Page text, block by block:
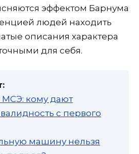
эффектом Барнума
людей находить
описания характера
для себя.
кому дают
с первого
машину нельзя